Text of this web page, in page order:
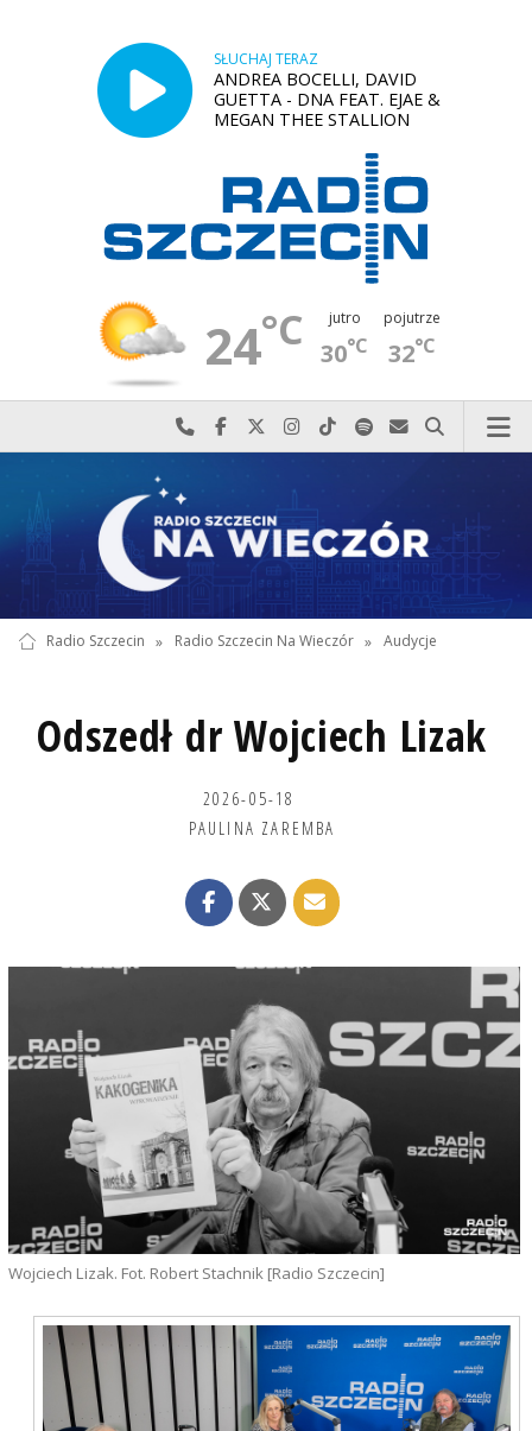
SŁUCHAJ TERAZ
ANDREA BOCELLI, DAVID
GUETTA - DNA FEAT. EJAE &
MEGAN THEE STALLION
24°C jutro
30°C
pojutrze
32°C
Najlepiej po prostu do nas zadzwoń
Odwiedź nas na Facebook-u
Odwiedź nas na X
Odwiedź nas na Instagram-ie
Odwiedź nas na TikTok-u
Szukaj nas na Spotify
Wyślij do nas
Szukaj
Radio Szczecin » Radio Szczecin Na Wieczór » Audycje
Odszedł dr Wojciech Lizak
2026-05-18
PAULINA ZAREMBA
Wojciech Lizak. Fot. Robert Stachnik [Radio Szczecin]